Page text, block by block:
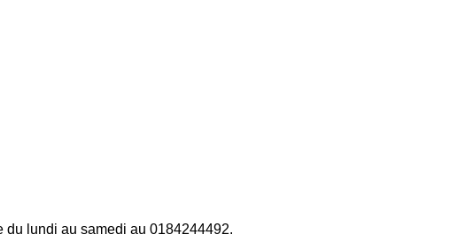
lundi au samedi au 0184244492.